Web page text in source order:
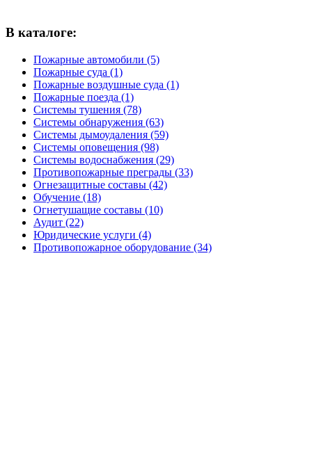
В каталоге:
Пожарные автомобили (5)
Пожарные суда (1)
Пожарные воздушные суда (1)
Пожарные поезда (1)
Системы тушения (78)
Системы обнаружения (63)
Системы дымоудаления (59)
Системы оповещения (98)
Системы водоснабжения (29)
Противопожарные преграды (33)
Огнезащитные составы (42)
Обучение (18)
Огнетушащие составы (10)
Аудит (22)
Юридические услуги (4)
Противопожарное оборудование (34)